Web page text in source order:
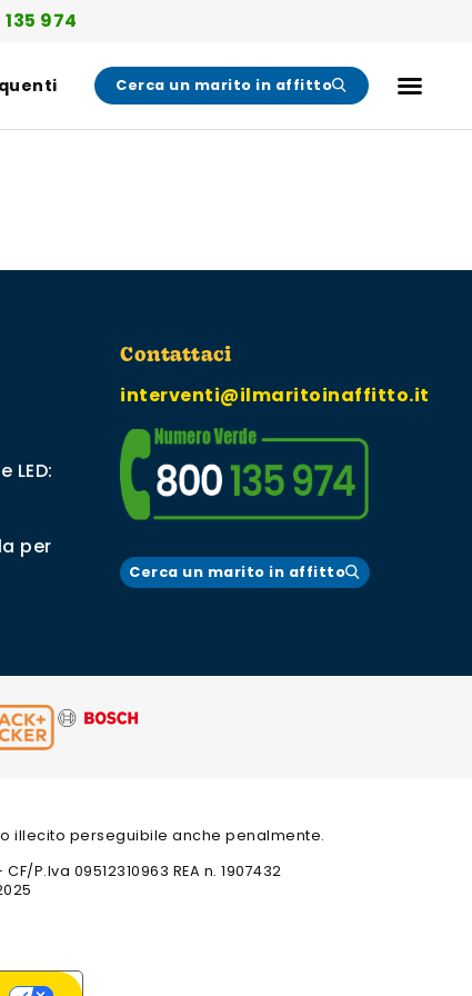
974
Cerca un marito in affitto
LED:
per
Contattaci
interventi@ilmaritoinaffitto.it
Cerca un marito in affitto
illecito perseguibile anche penalmente.
P.Iva 09512310963 REA n. 1907432